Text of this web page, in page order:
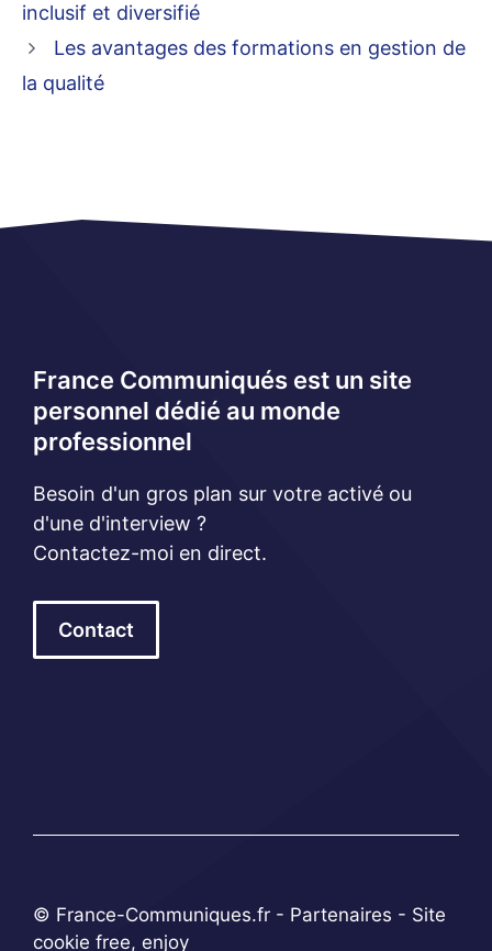
inclusif et diversifié
Les avantages des formations en gestion de
la qualité
France Communiqués est un site
personnel dédié au monde
professionnel
Besoin d'un gros plan sur votre activé ou
d'une d'interview ?
Contactez-moi en direct.
Contact
© France-Communiques.fr - Partenaires - Site
cookie free, enjoy